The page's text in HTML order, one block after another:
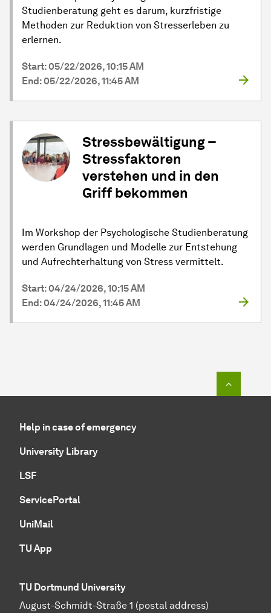
Studienberatung geht es darum, kurzfristige
Methoden zur Reduktion von Stresserleben zu
erlernen.
Start: 05/22/2026, 10:15 AM
End: 05/22/2026, 11:45 AM
Stressbewältigung –
Stressfaktoren
verstehen und in den
Griff bekommen
Im Workshop der Psychologische Studienberatung
werden Grundlagen und Modelle zur Entstehung
und Aufrechterhaltung von Stress vermittelt.
Start: 04/24/2026, 10:15 AM
End: 04/24/2026, 11:45 AM
Help in case of emergency
University Library
LSF
ServicePortal
UniMail
TU App
TU Dortmund University
August-Schmidt-Straße 1 (postal address)